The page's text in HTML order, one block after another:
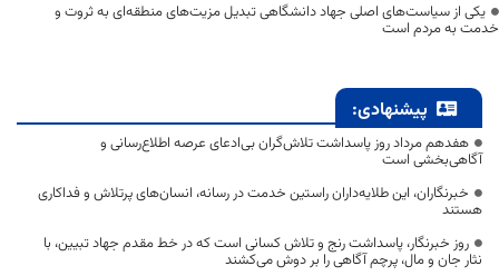
یکی از سیاست‌های اصلی جهاد دانشگاهی تبدیل مزیت‌های منطقه‌ای به ثروت و
خدمت به مردم است
پیشنهادی:
هفدهم مرداد روز پاسداشت تلاش‌گران بی‌ادعای عرصه اطلاع‌رسانی و
آگاهی‌بخشی است
خبرنگاران، این طلایه‌داران راستین خدمت در رسانه، انسان‌های پرتلاش و فداکاری
هستند
روز خبرنگار، پاسداشت رنج و تلاش کسانی است که در خط مقدم جهاد تبیین، با
نثار جان و مال، پرچم آگاهی را بر دوش می‌کشند